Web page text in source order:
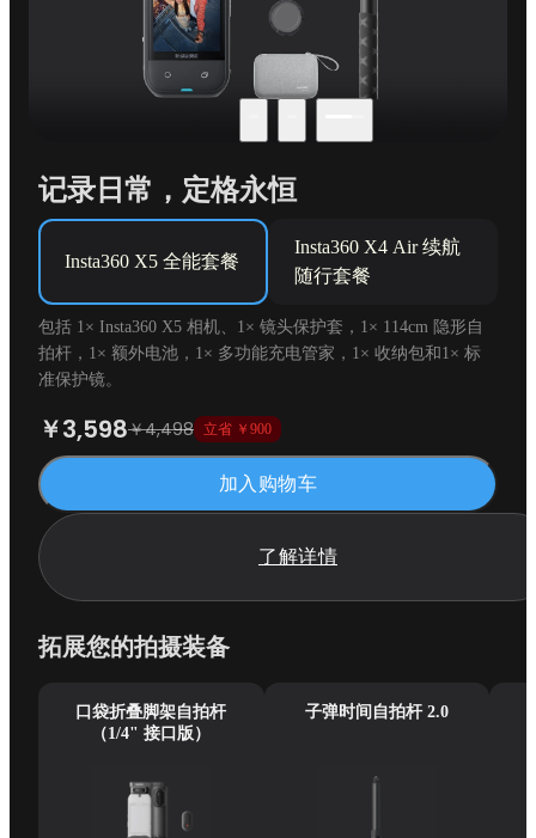
记录日常，定格永恒
Insta360 X5 全能套餐
Insta360 X4 Air 续航
随行套餐
包括 1× Insta360 X5 相机、1× 镜头保护套，1× 114cm 隐形自
拍杆，1× 额外电池，1× 多功能充电管家，1× 收纳包和1× 标
准保护镜。
￥3,598 立省 ￥900
￥4,498
了解详情
加入购物车
拓展您的拍摄装备
口袋折叠脚架自拍杆
（1/4" 接口版）
子弹时间自拍杆 2.0